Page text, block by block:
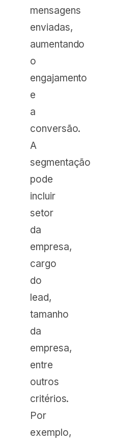
mensagens
enviadas,
aumentando
o
engajamento
e
a
conversão.
A
segmentação
pode
incluir
setor
da
empresa,
cargo
do
lead,
tamanho
da
empresa,
entre
outros
critérios.
Por
exemplo,